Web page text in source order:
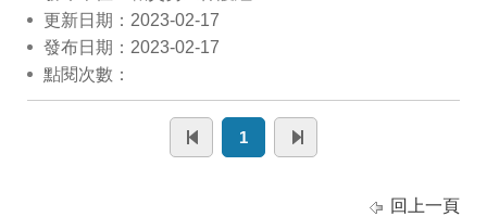
更新日期：2023-02-17
發布日期：2023-02-17
點閱次數：
1
回上一頁